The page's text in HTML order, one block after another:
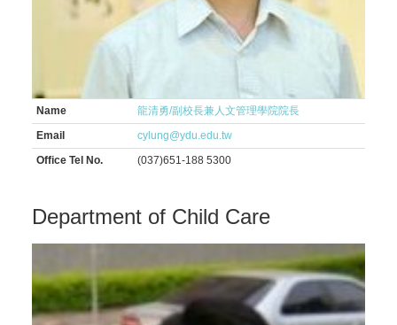
Name
龍清勇/副校長兼人文管理學院院長
Email
cylung@ydu.edu.tw
Office Tel No.
(037)651-188 5300
Department of Child Care